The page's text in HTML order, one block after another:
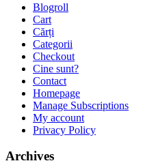
Blogroll
Cart
Cărți
Categorii
Checkout
Cine sunt?
Contact
Homepage
Manage Subscriptions
My account
Privacy Policy
Archives